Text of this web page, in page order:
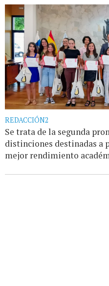
REDACCIÓN2
Se trata de la segunda
distinciones destinadas a
mejor rendimiento